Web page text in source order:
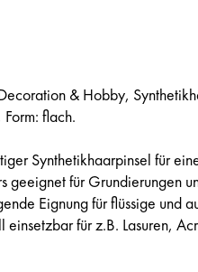
& Hobby,
flach.
Synthetikhaarpinsel für
geeignet für Grundierungen
Eignung für flüssige und
einsetzbar für z.B. Lasuren,